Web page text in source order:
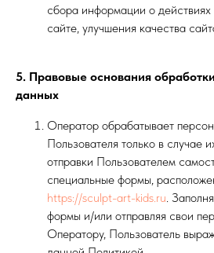
сбора информации о
сайте, улучшения качества
5. Правовые основания
данных
Оператор обрабатывает
Пользователя только в случае
отправки Пользователем
специальные формы,
https://sculpt-art-kids.ru.
формы и/или отправляя свои
Оператору, Пользователь